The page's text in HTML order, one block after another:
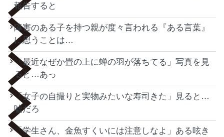
報告すると
障害のある子を持つ親が度々言われる『ある言葉』
に思うことは…
「最近なぜか畳の上に蝉の羽が落ちてる」写真を見
ると…あっ
「女子の自撮りと実物みたいな寿司きた」見ると…
嘘だろ
「学生さん、金魚すくいには注意しなよ」ある呟き